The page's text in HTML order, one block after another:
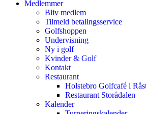
Medlemmer
Bliv medlem
Tilmeld betalingsservice
Golfshoppen
Undervisning
Ny i golf
Kvinder & Golf
Kontakt
Restaurant
Holstebro Golfcafé i
Restaurant Storådalen
Kalender